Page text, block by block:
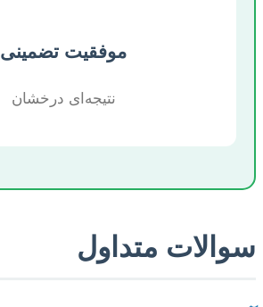
موفقیت تضمینی
نتیجه‌ای درخشان
سوالات متداول